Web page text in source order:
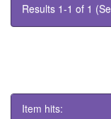
Results 1-1 of 1
Item hits: